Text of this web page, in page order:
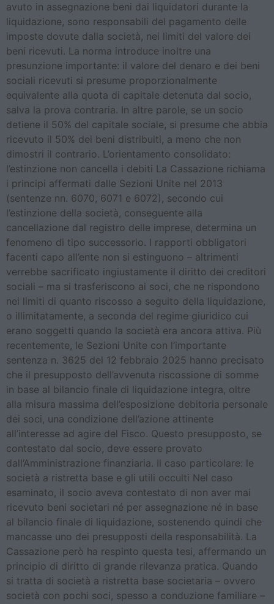
avuto in assegnazione beni dai liquidatori durante la
liquidazione, sono responsabili del pagamento delle
imposte dovute dalla società, nei limiti del valore dei
beni ricevuti. La norma introduce inoltre una
presunzione importante: il valore del denaro e dei beni
sociali ricevuti si presume proporzionalmente
equivalente alla quota di capitale detenuta dal socio,
salva la prova contraria. In altre parole, se un socio
detiene il 50% del capitale sociale, si presume che abbia
ricevuto il 50% dei beni distribuiti, a meno che non
dimostri il contrario. L’orientamento consolidato:
l’estinzione non cancella i debiti La Cassazione richiama
i principi affermati dalle Sezioni Unite nel 2013
(sentenze nn. 6070, 6071 e 6072), secondo cui
l’estinzione della società, conseguente alla
cancellazione dal registro delle imprese, determina un
fenomeno di tipo successorio. I rapporti obbligatori
facenti capo all’ente non si estinguono – altrimenti
verrebbe sacrificato ingiustamente il diritto dei creditori
sociali – ma si trasferiscono ai soci, che ne rispondono
nei limiti di quanto riscosso a seguito della liquidazione,
o illimitatamente, a seconda del regime giuridico cui
erano soggetti quando la società era ancora attiva. Più
recentemente, le Sezioni Unite con l’importante
sentenza n. 3625 del 12 febbraio 2025 hanno precisato
che il presupposto dell’avvenuta riscossione di somme
in base al bilancio finale di liquidazione integra, oltre
alla misura massima dell’esposizione debitoria personale
dei soci, una condizione dell’azione attinente
all’interesse ad agire del Fisco. Questo presupposto, se
contestato dal socio, deve essere provato
dall’Amministrazione finanziaria. Il caso particolare: le
società a ristretta base e gli utili occulti Nel caso
esaminato, il socio aveva contestato di non aver mai
ricevuto beni societari né per assegnazione né in base
al bilancio finale di liquidazione, sostenendo quindi che
mancasse uno dei presupposti della responsabilità. La
Cassazione però ha respinto questa tesi, affermando un
principio di diritto di grande rilevanza pratica. Quando
si tratta di società a ristretta base societaria – ovvero
società con pochi soci, spesso a conduzione familiare –